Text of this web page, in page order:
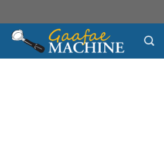
to
content